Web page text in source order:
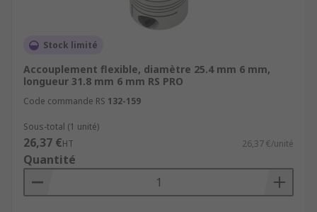
Stock limité
Accouplement flexible, diamètre 25.4 mm 6 mm,
longueur 31.8 mm 6 mm RS PRO
Code commande RS 132-159
Sous-total (1 unité)
26,37 €HT 26,37 €/unité
Quantité